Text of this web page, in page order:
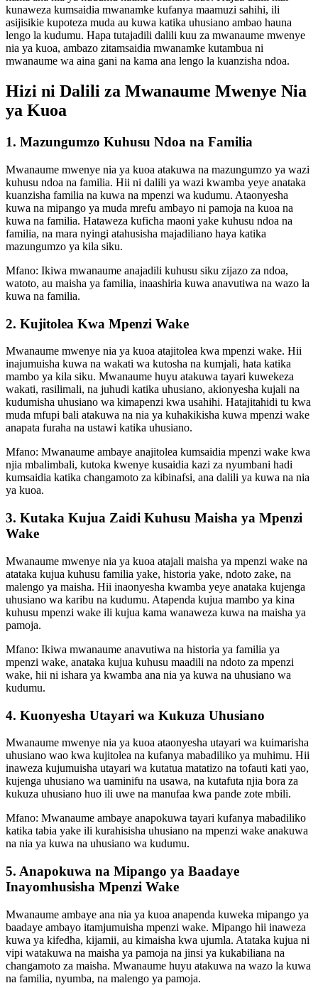
kunaweza kumsaidia mwanamke kufanya maamuzi sahihi, ili
asijisikie kupoteza muda au kuwa katika uhusiano ambao hauna
lengo la kudumu. Hapa tutajadili dalili kuu za mwanaume mwenye
nia ya kuoa, ambazo zitamsaidia mwanamke kutambua ni
mwanaume wa aina gani na kama ana lengo la kuanzisha ndoa.
Hizi ni Dalili za Mwanaume Mwenye Nia
ya Kuoa
1. Mazungumzo Kuhusu Ndoa na Familia
Mwanaume mwenye nia ya kuoa atakuwa na mazungumzo ya wazi
kuhusu ndoa na familia. Hii ni dalili ya wazi kwamba yeye anataka
kuanzisha familia na kuwa na mpenzi wa kudumu. Ataonyesha
kuwa na mipango ya muda mrefu ambayo ni pamoja na kuoa na
kuwa na familia. Hataweza kuficha maoni yake kuhusu ndoa na
familia, na mara nyingi atahusisha majadiliano haya katika
mazungumzo ya kila siku.
Mfano: Ikiwa mwanaume anajadili kuhusu siku zijazo za ndoa,
watoto, au maisha ya familia, inaashiria kuwa anavutiwa na wazo la
kuwa na familia.
2. Kujitolea Kwa Mpenzi Wake
Mwanaume mwenye nia ya kuoa atajitolea kwa mpenzi wake. Hii
inajumuisha kuwa na wakati wa kutosha na kumjali, hata katika
mambo ya kila siku. Mwanaume huyu atakuwa tayari kuwekeza
wakati, rasilimali, na juhudi katika uhusiano, akionyesha kujali na
kudumisha uhusiano wa kimapenzi kwa usahihi. Hatajitahidi tu kwa
muda mfupi bali atakuwa na nia ya kuhakikisha kuwa mpenzi wake
anapata furaha na ustawi katika uhusiano.
Mfano: Mwanaume ambaye anajitolea kumsaidia mpenzi wake kwa
njia mbalimbali, kutoka kwenye kusaidia kazi za nyumbani hadi
kumsaidia katika changamoto za kibinafsi, ana dalili ya kuwa na nia
ya kuoa.
3. Kutaka Kujua Zaidi Kuhusu Maisha ya Mpenzi
Wake
Mwanaume mwenye nia ya kuoa atajali maisha ya mpenzi wake na
atataka kujua kuhusu familia yake, historia yake, ndoto zake, na
malengo ya maisha. Hii inaonyesha kwamba yeye anataka kujenga
uhusiano wa karibu na kudumu. Atapenda kujua mambo ya kina
kuhusu mpenzi wake ili kujua kama wanaweza kuwa na maisha ya
pamoja.
Mfano: Ikiwa mwanaume anavutiwa na historia ya familia ya
mpenzi wake, anataka kujua kuhusu maadili na ndoto za mpenzi
wake, hii ni ishara ya kwamba ana nia ya kuwa na uhusiano wa
kudumu.
4. Kuonyesha Utayari wa Kukuza Uhusiano
Mwanaume mwenye nia ya kuoa ataonyesha utayari wa kuimarisha
uhusiano wao kwa kujitolea na kufanya mabadiliko ya muhimu. Hii
inaweza kujumuisha utayari wa kutatua matatizo na tofauti kati yao,
kujenga uhusiano wa uaminifu na usawa, na kutafuta njia bora za
kukuza uhusiano huo ili uwe na manufaa kwa pande zote mbili.
Mfano: Mwanaume ambaye anapokuwa tayari kufanya mabadiliko
katika tabia yake ili kurahisisha uhusiano na mpenzi wake anakuwa
na nia ya kuwa na uhusiano wa kudumu.
5. Anapokuwa na Mipango ya Baadaye
Inayomhusisha Mpenzi Wake
Mwanaume ambaye ana nia ya kuoa anapenda kuweka mipango ya
baadaye ambayo itamjumuisha mpenzi wake. Mipango hii inaweza
kuwa ya kifedha, kijamii, au kimaisha kwa ujumla. Atataka kujua ni
vipi watakuwa na maisha ya pamoja na jinsi ya kukabiliana na
changamoto za maisha. Mwanaume huyu atakuwa na wazo la kuwa
na familia, nyumba, na malengo ya pamoja.